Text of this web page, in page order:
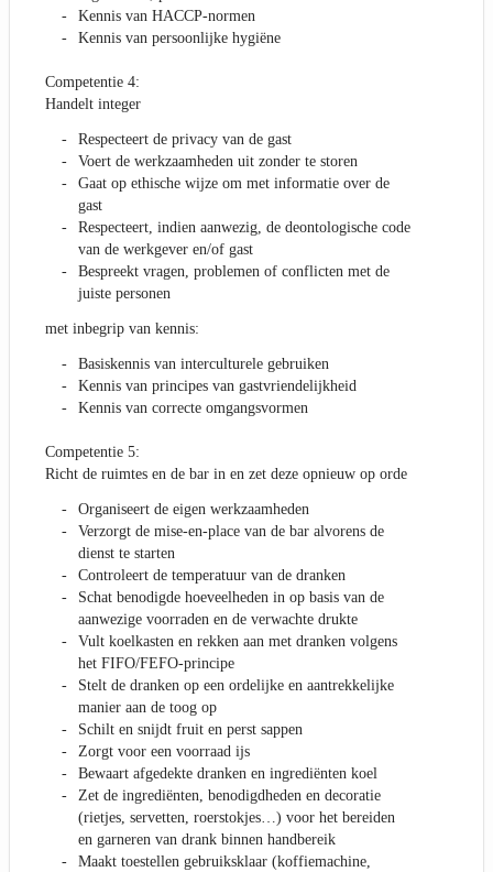
Kennis van HACCP-normen
Kennis van persoonlijke hygiëne
Competentie 4:
Handelt integer
Respecteert de privacy van de gast
Voert de werkzaamheden uit zonder te storen
Gaat op ethische wijze om met informatie over de
gast
Respecteert, indien aanwezig, de deontologische code
van de werkgever en/of gast
Bespreekt vragen, problemen of conflicten met de
juiste personen
met inbegrip van kennis:
Basiskennis van interculturele gebruiken
Kennis van principes van gastvriendelijkheid
Kennis van correcte omgangsvormen
Competentie 5:
Richt de ruimtes en de bar in en zet deze opnieuw op orde
Organiseert de eigen werkzaamheden
Verzorgt de mise-en-place van de bar alvorens de
dienst te starten
Controleert de temperatuur van de dranken
Schat benodigde hoeveelheden in op basis van de
aanwezige voorraden en de verwachte drukte
Vult koelkasten en rekken aan met dranken volgens
het FIFO/FEFO-principe
Stelt de dranken op een ordelijke en aantrekkelijke
manier aan de toog op
Schilt en snijdt fruit en perst sappen
Zorgt voor een voorraad ijs
Bewaart afgedekte dranken en ingrediënten koel
Zet de ingrediënten, benodigdheden en decoratie
(rietjes, servetten, roerstokjes…) voor het bereiden
en garneren van drank binnen handbereik
Maakt toestellen gebruiksklaar (koffiemachine,